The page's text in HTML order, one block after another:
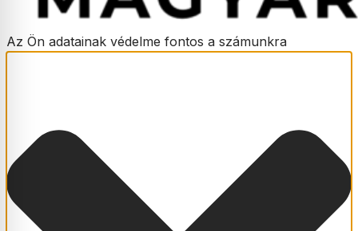
Az Ön adatainak védelme fontos a számunkra